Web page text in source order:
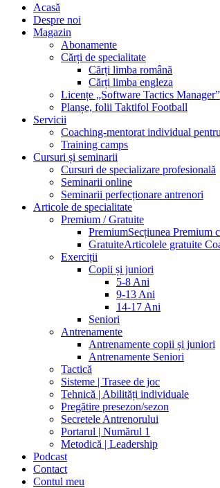
Acasă
Despre noi
Magazin
Abonamente
Cărți de specialitate
Cărți limba română
Cărți limba engleza
Licențe „Software Tactics Manager”
Planșe, folii Taktifol Football
Servicii
Coaching-mentorat individual
Training camps
Cursuri și seminarii
Cursuri de specializare profesională
Seminarii online
Seminarii perfecționare antrenori
Articole de specialitate
Premium / Gratuite
PremiumSecțiunea Premium
GratuiteArticolele gratuite
Exerciții
Copii și juniori
5-8 Ani
9-13 Ani
14-17 Ani
Seniori
Antrenamente
Antrenamente copii și juniori
Antrenamente Seniori
Tactică
Sisteme | Trasee de joc
Tehnică | Abilități individuale
Pregătire presezon/sezon
Secretele Antrenorului
Portarul | Numărul 1
Metodică | Leadership
Podcast
Contact
Contul meu